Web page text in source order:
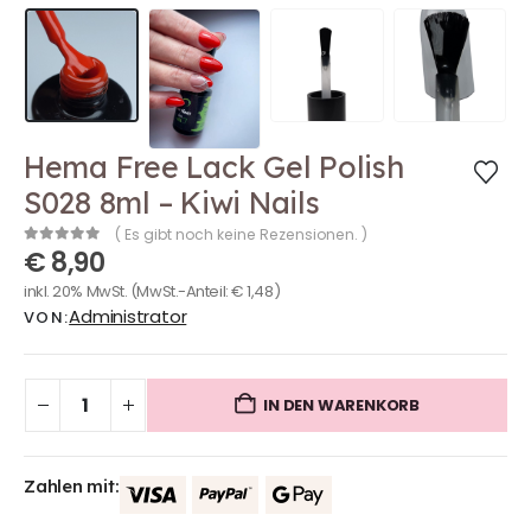
Hema Free Lack Gel Polish
S028 8ml – Kiwi Nails
0out of 5
( Es gibt noch keine Rezensionen. )
€8,90
inkl. 20% MwSt. (MwSt.-Anteil:€1,48)
VON:Administrator
IN DEN WARENKORB
Zahlen mit: